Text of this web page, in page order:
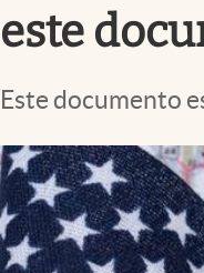
Eventos Corporativos
abre en nueva pestaña
este
Este documento